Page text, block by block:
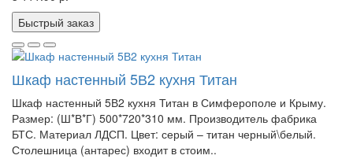
Быстрый заказ
Шкаф настенный 5В2 кухня Титан
Шкаф настенный 5В2 кухня Титан в Симферополе и Крыму.
Размер: (Ш*В*Г) 500*720*310 мм. Производитель фабрика
БТС. Материал ЛДСП. Цвет: серый – титан черный\белый.
Столешница (антарес) входит в стоим..